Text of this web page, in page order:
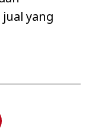
yang